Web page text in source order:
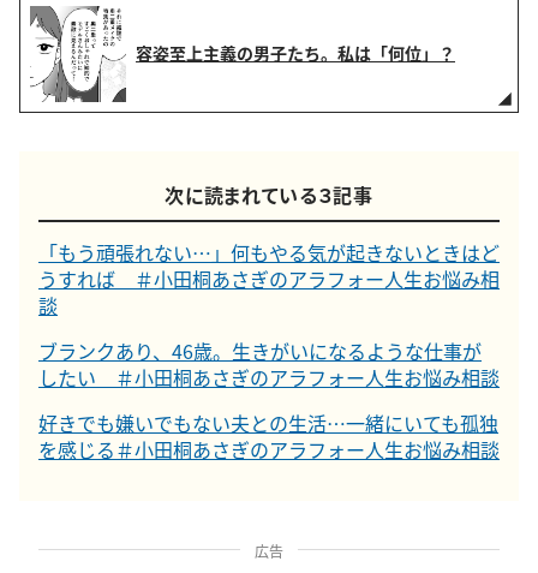
容姿至上主義の男子たち。私は「何位」？
次に読まれている３記事
「もう頑張れない…」何もやる気が起きないときはど
うすれば ＃小田桐あさぎのアラフォー人生お悩み相
談
ブランクあり、46歳。生きがいになるような仕事が
したい ＃小田桐あさぎのアラフォー人生お悩み相談
好きでも嫌いでもない夫との生活…一緒にいても孤独
を感じる＃小田桐あさぎのアラフォー人生お悩み相談
広告